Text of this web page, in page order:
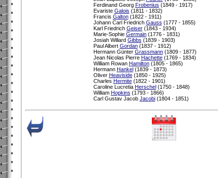
Ferdinand Georg Frobenius (1849 - 1917)
Evariste Galois (1811 - 1832)
Francis Galton(1822 - 1911)
Johann Carl Friedrich Gauss (1777 - 1855)
Karl Friedrich Geiser(1843 - 1934)
Marie-Sophie Germain(1776 - 1831)
Josiah Willard Gibbs (1839 - 1903)
Paul Albert Gordan(1837 - 1912)
Hermann Günter Grassmann(1809 - 1877)
Jean Nicolas Pierre Hachette(1769 - 1834)
William Rowan Hamilton(1805 - 1865)
Hermann Hankel(1839 - 1873)
Oliver Heaviside(1850 - 1925)
Charles Hermite(1822 - 1901)
Caroline Lucretia Herschel(1750 - 1848)
William Hopkins (1793 - 1866)
Carl Gustav Jacob Jacobi(1804 - 1851)